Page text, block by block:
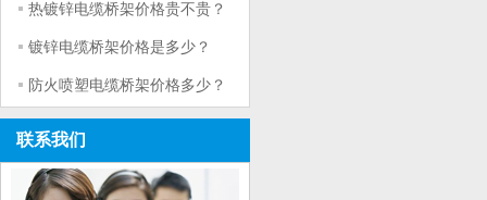
热镀锌电缆桥架价格贵不贵？
镀锌电缆桥架价格是多少？
防火喷塑电缆桥架价格多少？
联系我们